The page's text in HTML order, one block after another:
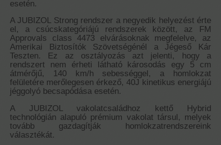
esetén.
A JUBIZOL Strong rendszer a negyedik helyezést érte
el, a csúcskategóriájú rendszerek között, az FM
Approvals class 4473 elvárásoknak megfelelve, az
Amerikai Biztosítók Szövetségénél a Jégeső Kár
Teszten. Ez az osztályozás azt jelenti, hogy a
rendszert nem érheti látható károsodás egy 5 cm
átmérőjű, 140 km/h sebességgel, a homlokzat
felületére merőlegesen érkező, 40J kinetikus energiájú
jéggolyó becsapódása esetén.
A JUBIZOL vakolatcsaládhoz kettő Hybrid
technológián alapuló prémium vakolat társul, melyek
tovább gazdagítják homlokzatrendszereink
választékát.